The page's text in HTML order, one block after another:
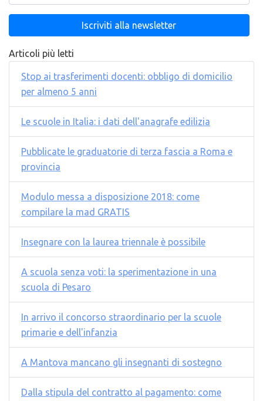
Articoli più letti
Stop ai trasferimenti docenti: obbligo di domicilio
per almeno 5 anni
Le scuole in Italia: i dati dell'anagrafe edilizia
Pubblicate le graduatorie di terza fascia a Roma e
provincia
Modulo messa a disposizione 2018: come
compilare la mad GRATIS
Insegnare con la laurea triennale è possibile
A scuola senza voti: la sperimentazione in una
scuola di Pesaro
In arrivo il concorso straordinario per la scuole
primarie e dell'infanzia
A Mantova mancano gli insegnanti di sostegno
Dalla stipula del contratto al pagamento: come